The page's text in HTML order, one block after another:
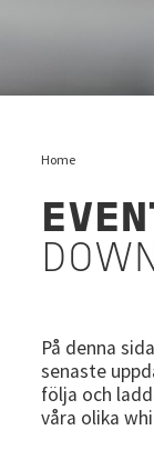
Home
På denna
senaste
följa och
våra olika